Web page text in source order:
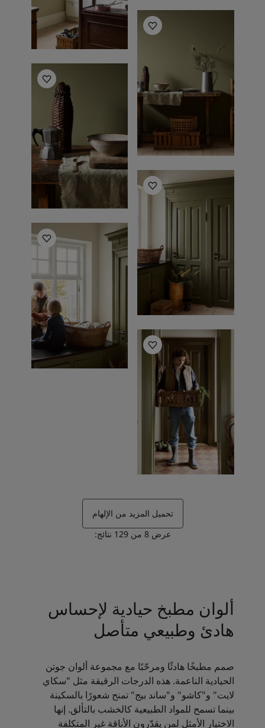
أفكار ملهمة للمطبخ
أفكار ملهمة للمطبخ
أفكار ملهمة للمطبخ
أفكار ملهمة للمطبخ
أفكار ملهمة للمطبخ
تحميل المزيد من الإلهام
عرض8 من129 نتائج:
ألوان مطبخ حيادية لإحساس
هادئ وطبيعي متأصل
صمم مطبخًا هادئًا ومرحّبًا مع مجموعة ألوان جوتن
الحيادية الناعمة. هذه الدرجات الرقيقة مثل "سكاي
لايت" و"كاشو" و"ساند بيج" تمنح شعورًا بالسكينة
بينما تسمح للمواد الطبيعية كالخشب بالتألق. إنها
الاختيار الأمثل لمن يقدّرون الأناقة غير المتكلفة